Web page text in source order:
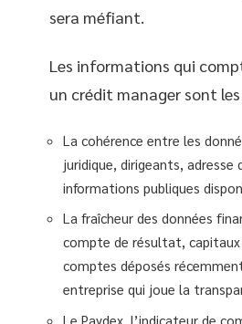
sera méfiant.
Les informations qui
un crédit manager sont
La cohérence entre les
juridique, dirigeants, adresse
informations publiques
La fraîcheur des données
compte de résultat, capitaux
comptes déposés
entreprise qui joue la
Le Paydex, l’indicateur de